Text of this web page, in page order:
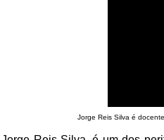
Jorge Reis Silva é